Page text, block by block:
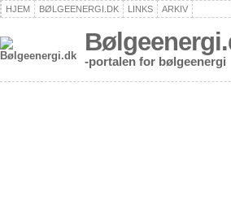
HJEM BØLGEENERGI.DK LINKS ARKIV
-portalen for bølgeenergi